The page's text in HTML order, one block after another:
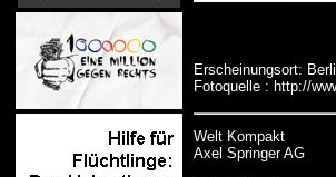
Erscheinungsort:
Fotoquelle : http://
Welt Kompakt
Axel Springer AG